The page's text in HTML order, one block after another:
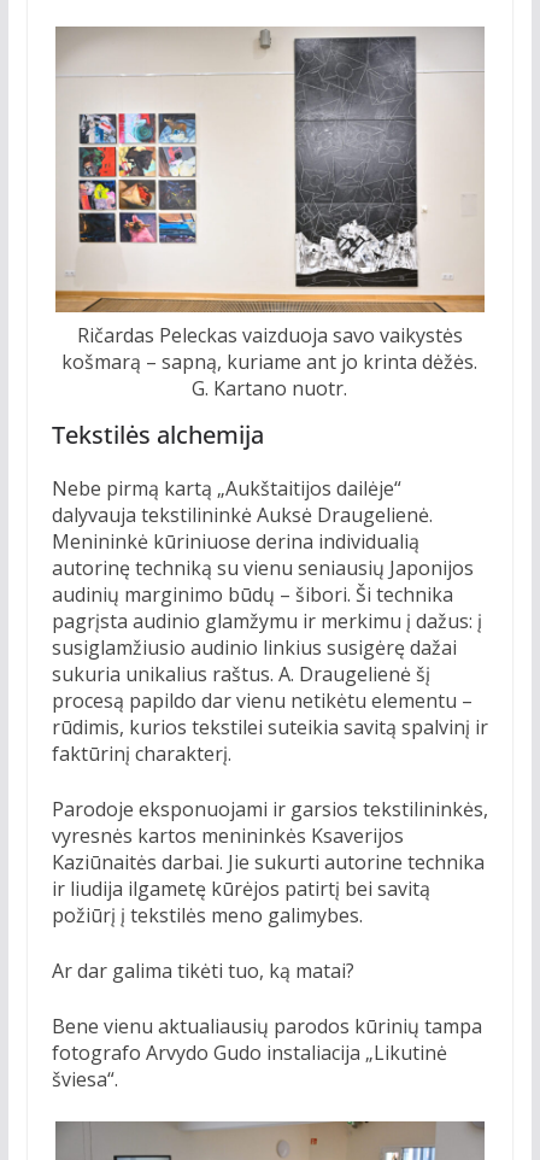
Ričardas Peleckas vaizduoja savo vaikystės
košmarą – sapną, kuriame ant jo krinta dėžės.
G. Kartano nuotr.
Tekstilės alchemija
Nebe pirmą kartą „Aukštaitijos dailėje“
dalyvauja tekstilininkė Auksė Draugelienė.
Menininkė kūriniuose derina individualią
autorinę techniką su vienu seniausių Japonijos
audinių marginimo būdų – šibori. Ši technika
pagrįsta audinio glamžymu ir merkimu į dažus: į
susiglamžiusio audinio linkius susigėrę dažai
sukuria unikalius raštus. A. Draugelienė šį
procesą papildo dar vienu netikėtu elementu –
rūdimis, kurios tekstilei suteikia savitą spalvinį ir
faktūrinį charakterį.
Parodoje eksponuojami ir garsios tekstilininkės,
vyresnės kartos menininkės Ksaverijos
Kaziūnaitės darbai. Jie sukurti autorine technika
ir liudija ilgametę kūrėjos patirtį bei savitą
požiūrį į tekstilės meno galimybes.
Ar dar galima tikėti tuo, ką matai?
Bene vienu aktualiausių parodos kūrinių tampa
fotografo Arvydo Gudo instaliacija „Likutinė
šviesa“.